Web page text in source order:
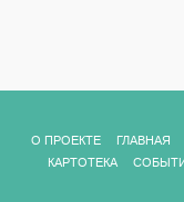
О ПРОЕКТЕ ГЛАВНАЯ
КАРТОТЕКА